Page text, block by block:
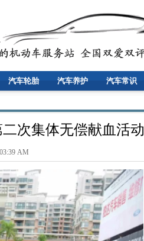
汽车轮胎 汽车养护 汽车常识
次集体无偿献血活动
AM